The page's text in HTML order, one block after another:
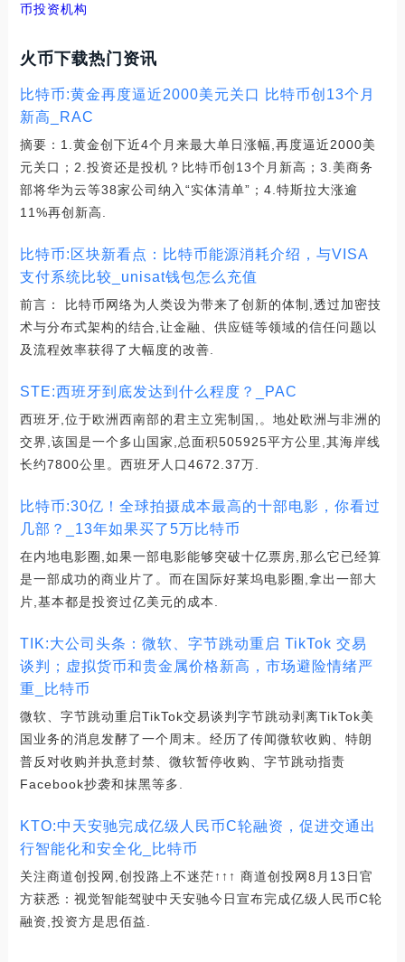
币投资机构
火币下载热门资讯
比特币:黄金再度逼近2000美元关口 比特币创13个月
新高_RAC
摘要：1.黄金创下近4个月来最大单日涨幅,再度逼近2000美
元关口；2.投资还是投机？比特币创13个月新高；3.美商务
部将华为云等38家公司纳入“实体清单”；4.特斯拉大涨逾
11%再创新高.
比特币:区块新看点：比特币能源消耗介绍，与VISA
支付系统比较_unisat钱包怎么充值
前言： 比特币网络为人类设为带来了创新的体制,透过加密技
术与分布式架构的结合,让金融、供应链等领域的信任问题以
及流程效率获得了大幅度的改善.
STE:西班牙到底发达到什么程度？_PAC
西班牙,位于欧洲西南部的君主立宪制国,。地处欧洲与非洲的
交界,该国是一个多山国家,总面积505925平方公里,其海岸线
长约7800公里。西班牙人口4672.37万.
比特币:30亿！全球拍摄成本最高的十部电影，你看过
几部？_13年如果买了5万比特币
在内地电影圈,如果一部电影能够突破十亿票房,那么它已经算
是一部成功的商业片了。而在国际好莱坞电影圈,拿出一部大
片,基本都是投资过亿美元的成本.
TIK:大公司头条：微软、字节跳动重启 TikTok 交易
谈判；虚拟货币和贵金属价格新高，市场避险情绪严
重_比特币
微软、字节跳动重启TikTok交易谈判字节跳动剥离TikTok美
国业务的消息发酵了一个周末。经历了传闻微软收购、特朗
普反对收购并执意封禁、微软暂停收购、字节跳动指责
Facebook抄袭和抹黑等多.
KTO:中天安驰完成亿级人民币C轮融资，促进交通出
行智能化和安全化_比特币
关注商道创投网,创投路上不迷茫↑↑↑ 商道创投网8月13日官
方获悉：视觉智能驾驶中天安驰今日宣布完成亿级人民币C轮
融资,投资方是思佰益.